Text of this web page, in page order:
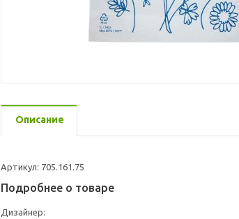
Описание
Артикул: 705.161.75
Подробнее о товаре
Дизайнер: